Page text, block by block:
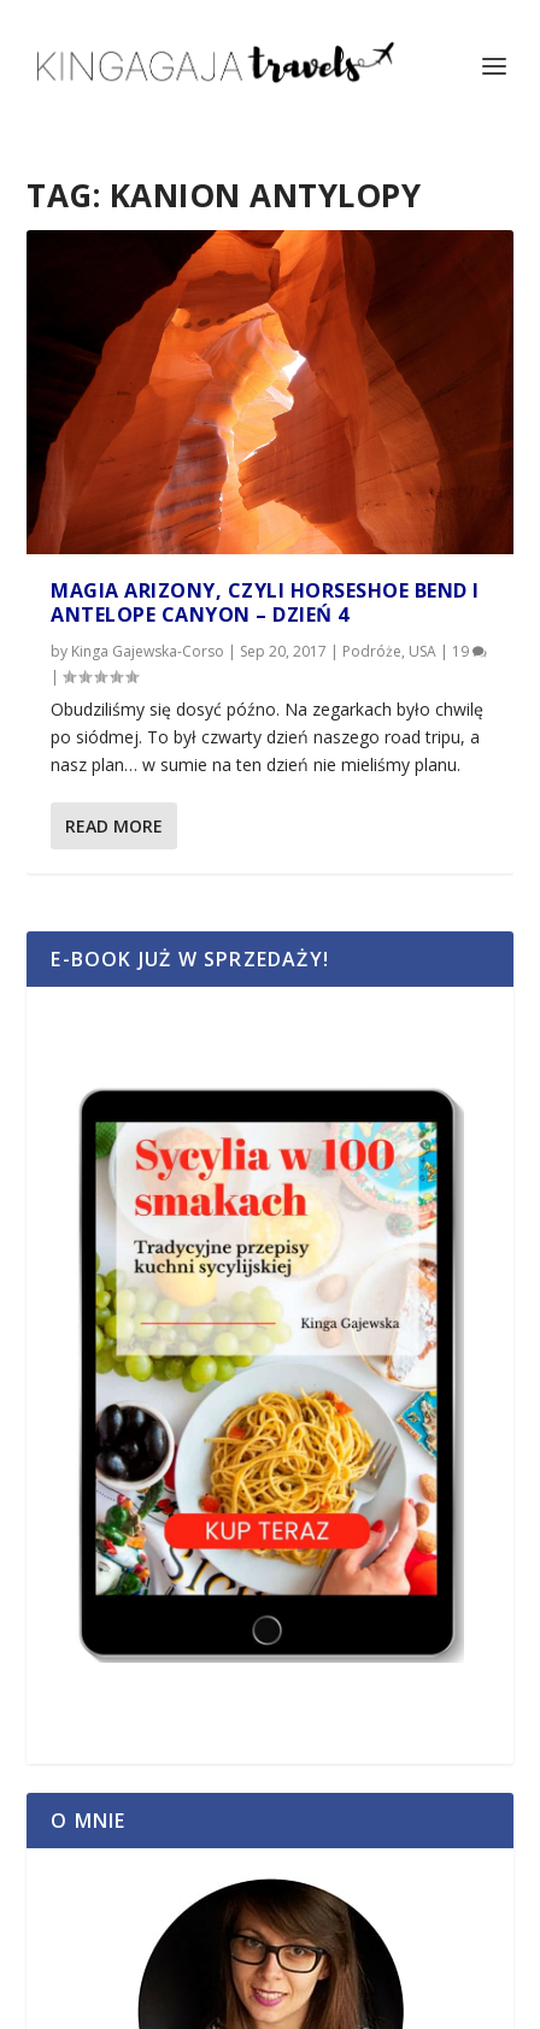
TAG: KANION ANTYLOPY
MAGIA ARIZONY, CZYLI HORSESHOE BEND I
ANTELOPE CANYON – DZIEŃ 4
by Kinga Gajewska-Corso | Sep 20, 2017 | Podróże, USA | 19
|
Obudziliśmy się dosyć późno. Na zegarkach było chwilę
po siódmej. To był czwarty dzień naszego road tripu, a
nasz plan… w sumie na ten dzień nie mieliśmy planu.
READ MORE
E-BOOK JUŻ W SPRZEDAŻY!
O MNIE